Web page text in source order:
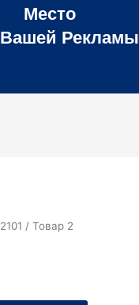
Место
Рекламы
/ Товар 2